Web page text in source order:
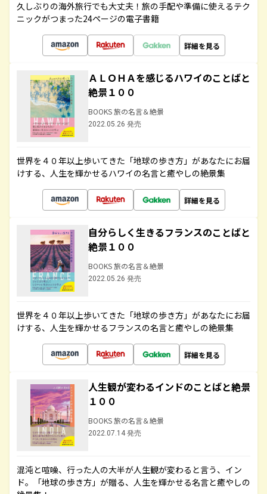
久しぶりの海外旅行でも大丈夫！旅の手配や準備に使えるテク
ニックがつまった24ページの電子書籍
詳細を見る
ＡＬＯＨＡを感じるハワイのことばと
絶景１００
BOOKS 旅の名言＆絶景
2022.05.26 発売
世界を４０年以上歩いてきた「地球の歩き方」があなたにお届
けする、人生を輝かせるハワイの名言と癒やしの絶景集
詳細を見る
自分らしく生きるフランスのことばと
絶景１００
BOOKS 旅の名言＆絶景
2022.05.26 発売
世界を４０年以上歩いてきた「地球の歩き方」があなたにお届
けする、人生を輝かせるフランスの名言と癒やしの絶景集
詳細を見る
人生観が変わるインドのことばと絶景
１００
BOOKS 旅の名言＆絶景
2022.07.14 発売
混沌と喧噪、行った人の大半が人生観が変わると言う、イン
ド。「地球の歩き方」が贈る、人生を輝かせる名言と癒やしの